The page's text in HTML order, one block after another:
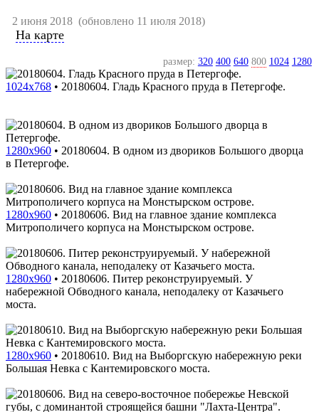
2 июня 2018(обновлено 11 июля 2018)
На карте
размер: 320 400 640 800 1024 1280
1024x768 • 20180604. Гладь Красного пруда в Петергофе.
1280x960 • 20180604. В одном из двориков Большого дворца
в Петергофе.
1280x960 • 20180606. Вид на главное здание комплекса
Митрополичего корпуса на Монстырском острове.
1280x960 • 20180606. Питер реконструируемый. У
набережной Обводного канала, неподалеку от Казачьего
моста.
1280x960 • 20180610. Вид на Выборгскую набережную реки
Большая Невка с Кантемировского моста.